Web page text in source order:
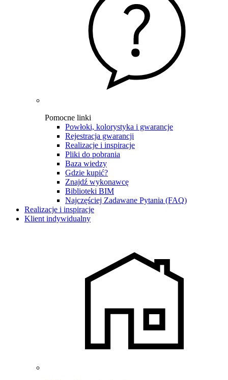
Pomocne linki
Powłoki, kolorystyka i gwarancje
Rejestracja gwarancji
Realizacje i inspiracje
Pliki do pobrania
Baza wiedzy
Gdzie kupić?
Znajdź wykonawcę
Biblioteki BIM
Najczęściej Zadawane Pytania (FAQ)
Realizacje i inspiracje
Klient indywidualny